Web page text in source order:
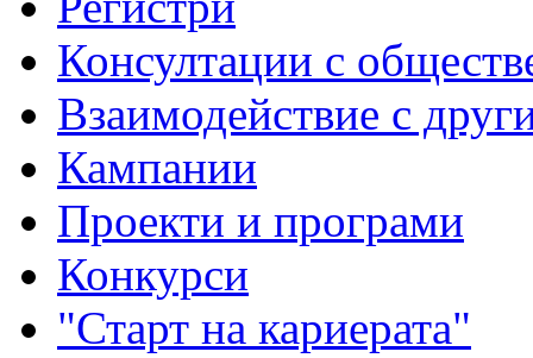
Консултации с
Взаимодействие с
Кампании
Проекти и програми
Конкурси
"Старт на кариерата"